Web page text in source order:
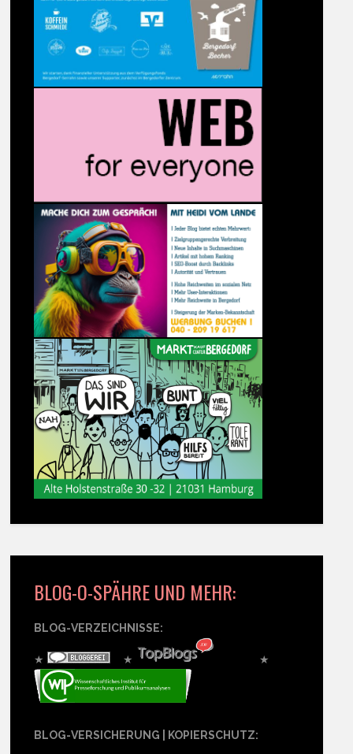
BLOG-O-SPÄHRE UND MEHR:
BLOG-VERZEICHNISSE:
★ ★ ★
BLOG-VERSICHERUNG | KOPIERSCHUTZ: